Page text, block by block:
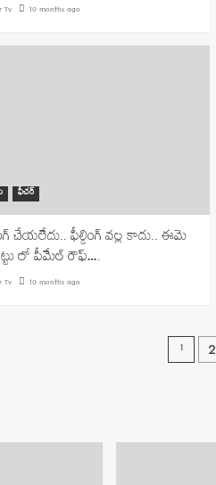
Tv 10 months ago
ఫీచర్
చేయలేదు.. ఫీల్డింగ్ వల్ల కాదు.. ఈమె
లో పీమేల్ రౌఫ్….
Tv 10 months ago
Posts
1 2